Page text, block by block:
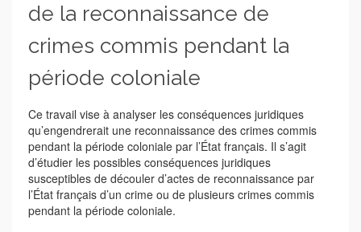
de la reconnaissance de
crimes commis pendant la
période coloniale
Ce travail vise à analyser les conséquences juridiques
qu’engendrerait une reconnaissance des crimes commis
pendant la période coloniale par l’État français. Il s’agit
d’étudier les possibles conséquences juridiques
susceptibles de découler d’actes de reconnaissance par
l’État français d’un crime ou de plusieurs crimes commis
pendant la période coloniale.